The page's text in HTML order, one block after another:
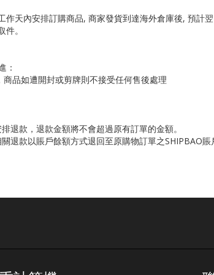
天內安排訂購商品, 商家發貨到達海外倉庫後, 預計翌
。
：
品如遭開封或剪牌則不接受任何售後處理
退款，退款金額將不會超過原有訂單的金額。
款以賬戶餘額方式退回至原購物訂單之SHIPBAO賬